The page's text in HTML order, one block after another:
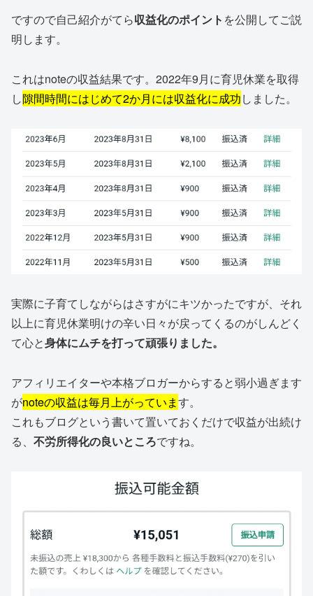
ですので自己紹介がてら収益化のポイント を公開してご説
明します。
これはnoteの収益結果です。2022年9月に育児休業を取得
し隙間時間にはじめて2か月には収益化に成功しました。
実際に子育てしながらはさすがにキツかったですが、それ
以上に育児休業明けの辛い日々が戻ってくるのがしんどく
て心と身体にムチを打って頑張りました。
アフィリエイターや本格ブロガーからすると弱小過ぎます
がnoteの収益は毎月上がっています。
これもブログという書いて置いておくだけで収益が出続け
る、 不労所得化の良いところですね。